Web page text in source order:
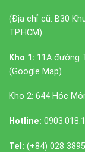
(Địa chỉ cũ: B30
TP.HCM)
Kho 1: 11A đường
(Google Map)
Kho 2: 644 Hóc
Hotline:
Tel: (+84) 028